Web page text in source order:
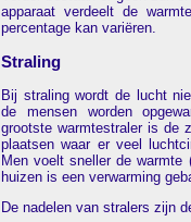
apparaat verdeelt de
percentage kan variëren.
Straling
Bij straling wordt de lucht
de mensen worden
grootste warmtestraler is de
plaatsen waar er veel
Men voelt sneller de
huizen is een verwarming
De nadelen van stralers zijn